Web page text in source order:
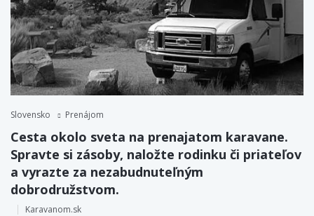
Slovensko Prenájom
Cesta okolo sveta na prenajatom karavane.
Spravte si zásoby, naložte rodinku či priateľov
a vyrazte za nezabudnuteľným
dobrodružstvom.
Karavanom.sk